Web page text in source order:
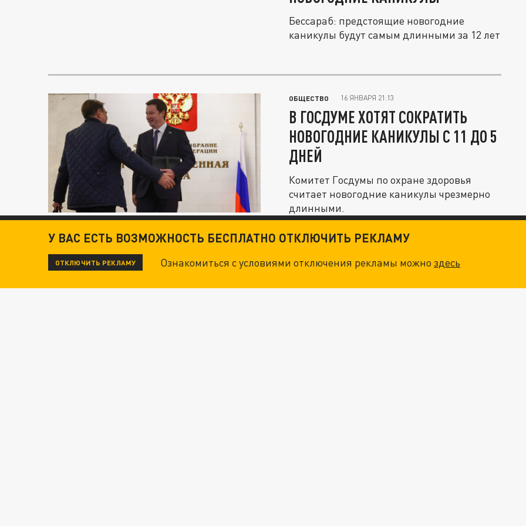
Бессараб: предстоящие новогодние
каникулы будут самым длинными за 12 лет
ОБЩЕСТВО 16 ЯНВАРЯ 21:13
В ГОСДУМЕ ХОТЯТ СОКРАТИТЬ
НОВОГОДНИЕ КАНИКУЛЫ С 11 ДО 5
ДНЕЙ
Комитет Госдумы по охране здоровья
считает новогодние каникулы чрезмерно
длинными.
У ВАС ЕСТЬ ВОЗМОЖНОСТЬ БЕСПЛАТНО ОТКЛЮЧИТЬ РЕКЛАМУ
ОТКЛЮЧИТЬ РЕКЛАМУ Ознакомиться с условиями отключения рекламы можноздесь